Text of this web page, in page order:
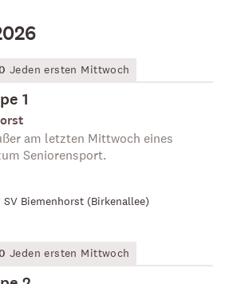
Jeden ersten Mittwoch
1
am letzten Mittwoch eines
Seniorensport.
Biemenhorst (Birkenallee)
Jeden ersten Mittwoch